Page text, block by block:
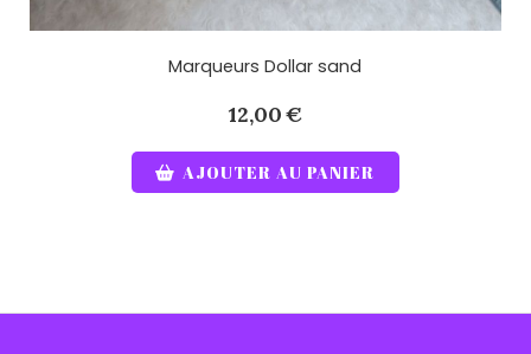
Marqueurs Dollar sand
12,00€
AJOUTER AU PANIER